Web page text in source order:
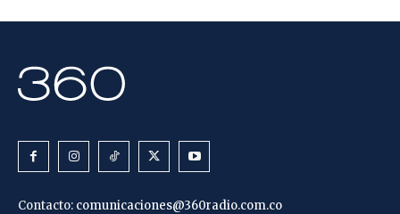
Contacto: comunicaciones@360radio.com.co